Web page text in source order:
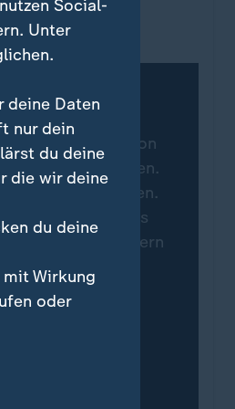
die Software von
nachgeladen.
übertragen.
auf der Seite des
speichern
. Ihre Zustimmung
Social-
Unter
deine Daten
nur dein
du deine
die wir deine
du deine
Wirkung
oder